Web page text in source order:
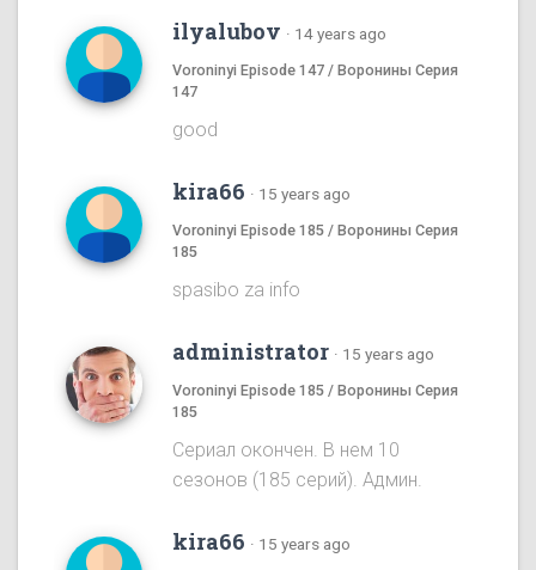
ilyalubov · 14 years ago
Voroninyi Episode 147 / Воронины Серия
147
good
kira66 · 15 years ago
Voroninyi Episode 185 / Воронины Серия
185
spasibo za info
administrator · 15 years ago
Voroninyi Episode 185 / Воронины Серия
185
Сериал окончен. В нем 10
сезонов (185 серий). Админ.
kira66 · 15 years ago